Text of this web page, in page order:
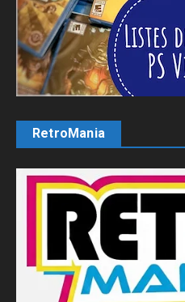
RetroMania